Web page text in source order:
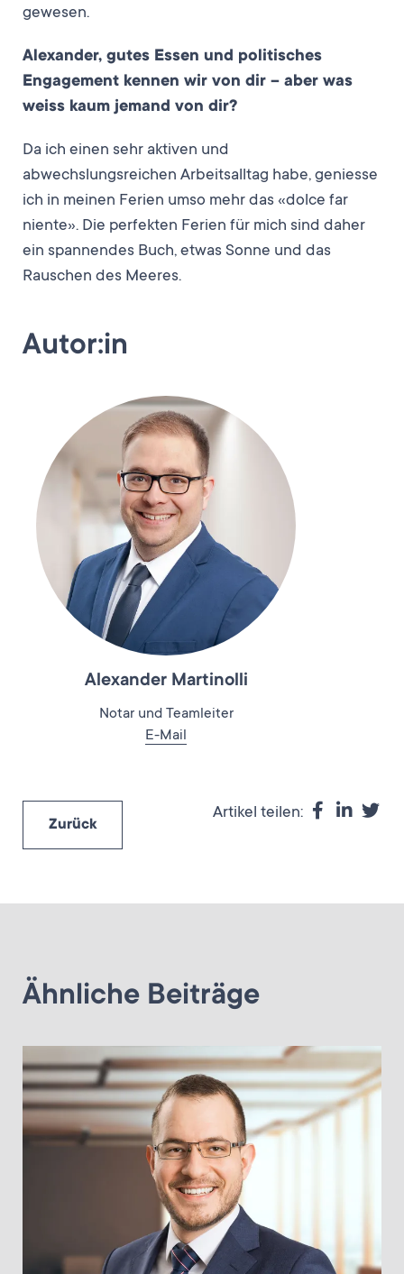
gewesen.
Alexander, gutes Essen und politisches
Engagement kennen wir von dir – aber was
weiss kaum jemand von dir?
Da ich einen sehr aktiven und
abwechslungsreichen Arbeitsalltag habe, geniesse
ich in meinen Ferien umso mehr das «dolce far
niente». Die perfekten Ferien für mich sind daher
ein spannendes Buch, etwas Sonne und das
Rauschen des Meeres.
Autor:in
Alexander Martinolli
Notar und Teamleiter
E-Mail
Zurück
Artikel teilen:
Ähnliche Beiträge